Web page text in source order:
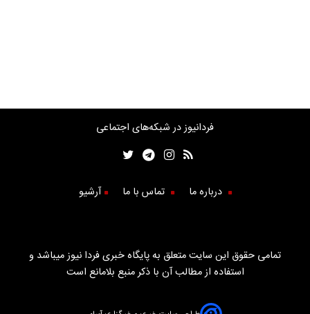
فردانیوز در شبکه‌های اجتماعی
درباره ما تماس با ما آرشیو
تمامی حقوق این سایت متعلق به پایگاه خبری فردا نیوز میباشد و
استفاده از مطالب آن با ذکر منبع بلامانع است